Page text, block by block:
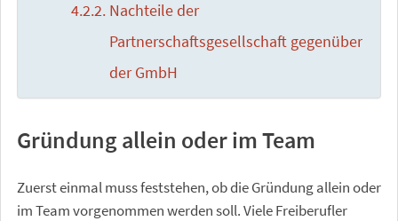
Nachteile der
Partnerschaftsgesellschaft gegenüber
der GmbH
Gründung allein oder im Team
Zuerst einmal muss feststehen, ob die Gründung allein oder
im Team vorgenommen werden soll. Viele Freiberufler